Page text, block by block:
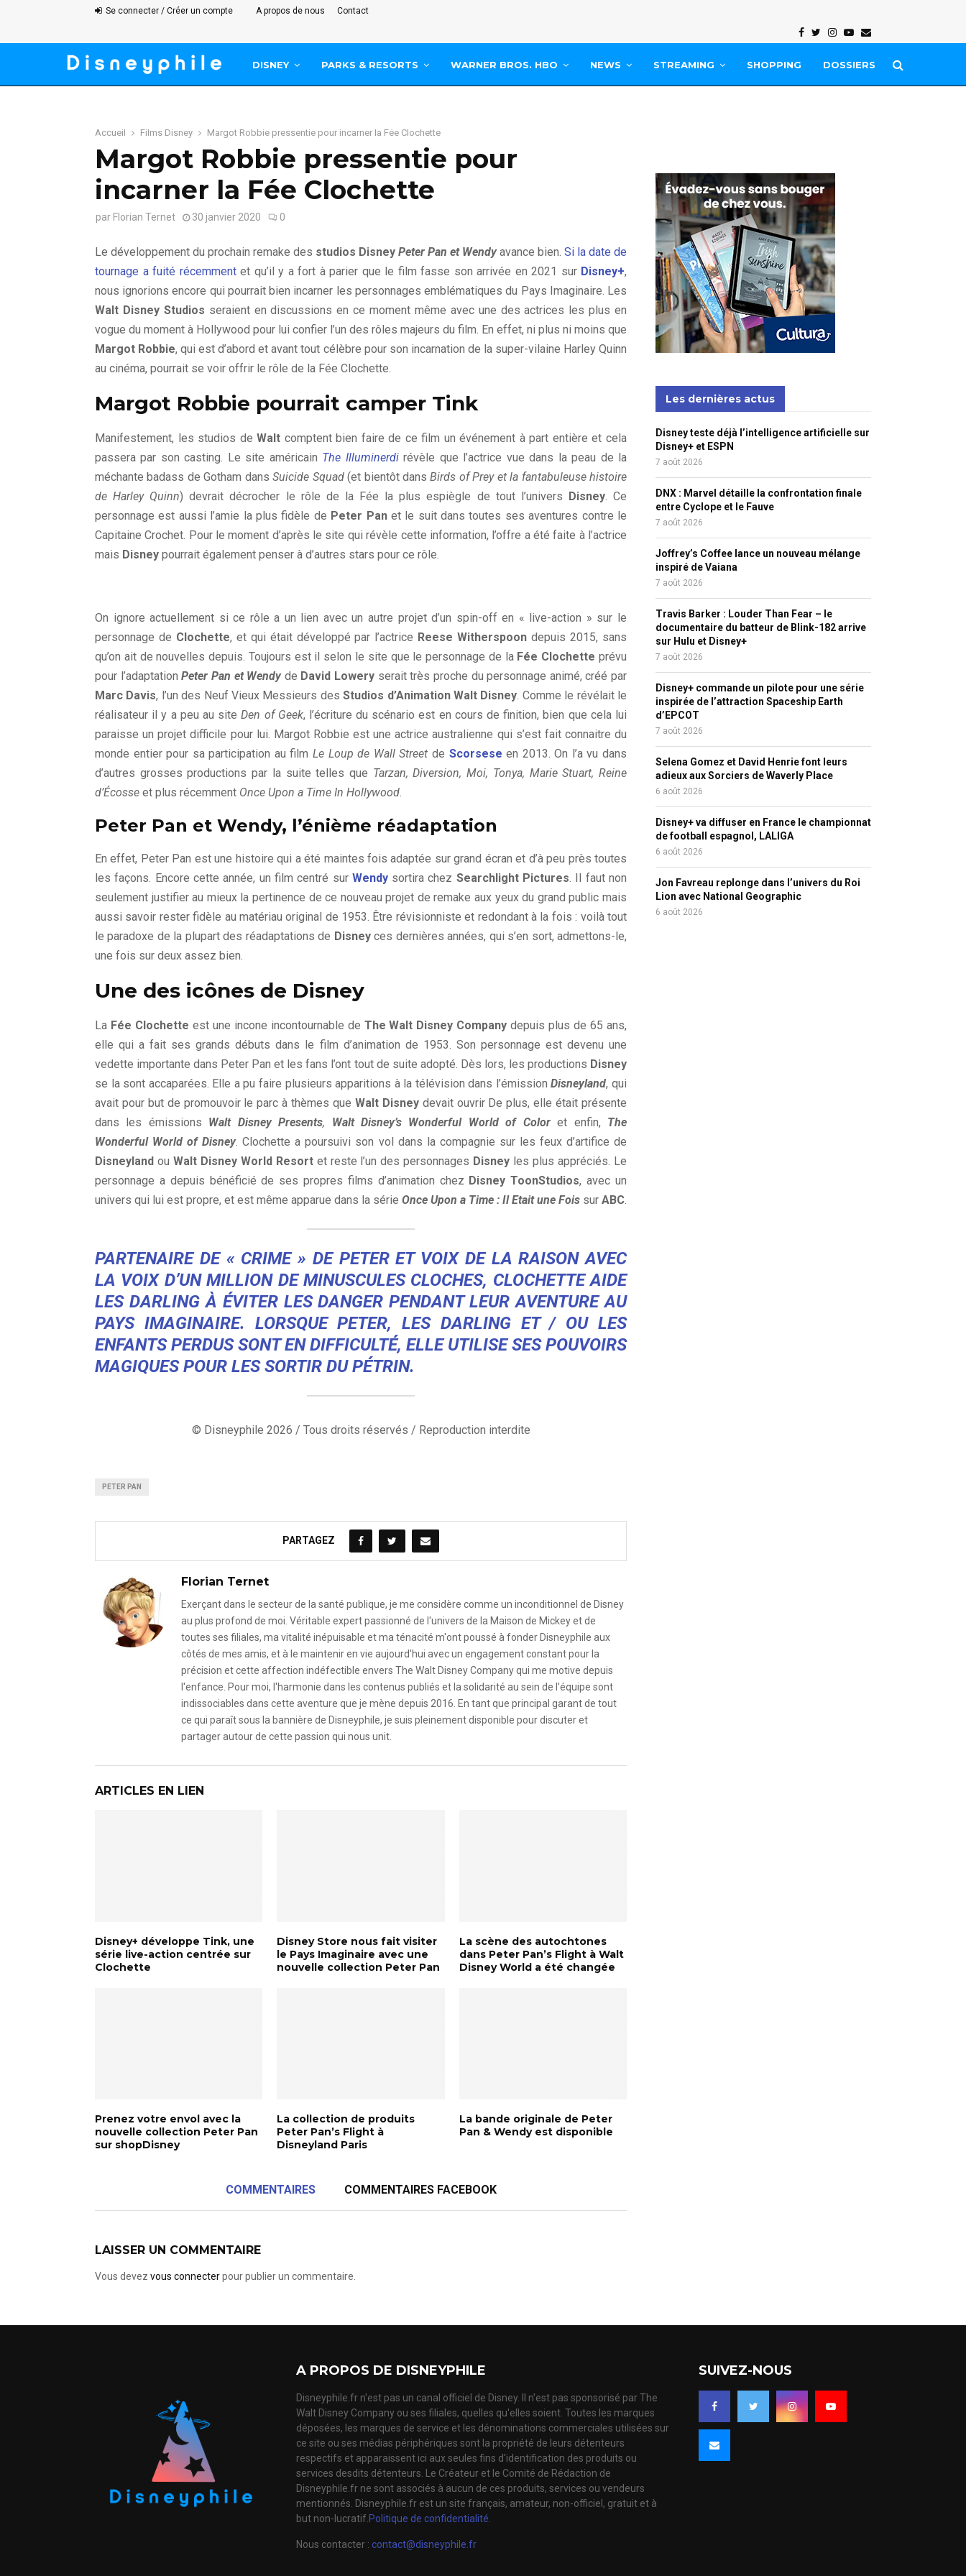
Se connecter / Créer un compte A propos de nous Contact
Facebook
Twitter
Instagram
Youtube
Email
DISNEY PARKS & RESORTS WARNER BROS. HBO NEWS STREAMING SHOPPING DOSSIERS
Accueil Films Disney Margot Robbie pressentie pour incarner la Fée Clochette
Margot Robbie pressentie pour
incarner la Fée Clochette
par Florian Ternet 30 janvier 2020 0
Le développement du prochain remake des studios Disney Peter Pan et Wendyavance bien. Si la date de
tournage a fuité récemmentet qu’il y a fort à parier que le film fasse son arrivée en 2021 sur Disney+,
nous ignorions encore qui pourrait bien incarner les personnages emblématiques du Pays Imaginaire. Les
Walt Disney Studios seraient en discussions en ce moment même avec une des actrices les plus en
vogue du moment à Hollywood pour lui confier l’un des rôles majeurs du film. En effet, ni plus ni moins que
Margot Robbie, qui est d’abord et avant tout célèbre pour son incarnation de la super-vilaine Harley Quinn
au cinéma, pourrait se voir offrir le rôle de la Fée Clochette.
Margot Robbie pourrait camper Tink
Manifestement, les studios deWalt comptent bien faire de ce film un événement à part entière et cela
passera par son casting. Le site américain The Illuminerdirévèle que l’actrice vue dans la peau de la
méchante badass de Gotham dans Suicide Squad(et bientôt dansBirds of Prey et la fantabuleuse histoire
de Harley Quinn) devrait décrocher le rôle de la Fée la plus espiègle de tout l’univers Disney. Ce
personnage est aussi l’amie la plus fidèle de Peter Panet le suit dans toutes ses aventures contre le
Capitaine Crochet. Pour le moment d’après le site qui révèle cette information, l’offre a été faite à l’actrice
mais Disney pourrait également penser à d’autres stars pour ce rôle.
On ignore actuellement si ce rôle a un lien avec un autre projet d’un spin-off en « live-action » sur le
personnage de Clochette, et qui était développé par l’actrice Reese Witherspoon depuis 2015, sans
qu’on ait de nouvelles depuis. Toujours est il selon le site que le personnage de la Fée Clochette prévu
pour l’adaptationPeter Pan et Wendyde David Lowery serait très proche du personnage animé, créé par
Marc Davis, l’un des Neuf Vieux Messieurs desStudios d’Animation Walt Disney. Comme le révélait le
réalisateur il y a peu au siteDen of Geek, l’écriture du scénario est en cours de finition, bien que cela lui
paraisse un projet difficile pour lui. Margot Robbie est une actrice australienne qui s’est fait connaitre du
monde entier pour sa participation au filmLe Loup de Wall Street de Scorsese en 2013. On l’a vu dans
d’autres grosses productions par la suite telles que Tarzan, Diversion, Moi, Tonya, Marie Stuart, Reine
d’Écosse et plus récemment Once Upon a Time In Hollywood.
Peter Pan et Wendy, l’énième réadaptation
En effet, Peter Pan est une histoire qui a été maintes fois adaptée sur grand écran et d’à peu près toutes
les façons. Encore cette année, un film centré surWendysortira chez Searchlight Pictures. Il faut non
seulement justifier au mieux la pertinence de ce nouveau projet de remake aux yeux du grand public mais
aussi savoir rester fidèle au matériau original de 1953. Être révisionniste et redondant à la fois : voilà tout
le paradoxe de la plupart des réadaptations de Disneyces dernières années, qui s’en sort, admettons-le,
une fois sur deux assez bien.
Une des icônes de Disney
La Fée Clochette est une incone incontournable de The Walt Disney Company depuis plus de 65 ans,
elle qui a fait ses grands débuts dans le film d’animation de 1953. Son personnage est devenu une
vedette importante dans Peter Pan et les fans l’ont tout de suite adopté. Dès lors, les productions Disney
se la sont accaparées. Elle a pu faire plusieurs apparitions à la télévision dans l’émissionDisneyland, qui
avait pour but de promouvoir le parc à thèmes que Walt Disneydevait ouvrir De plus, elle était présente
dans les émissions Walt Disney Presents, Walt Disney’s Wonderful World of Coloret enfin, The
Wonderful World of Disney. Clochette a poursuivi son vol dans la compagnie sur les feux d’artifice de
Disneyland ou Walt Disney World Resortet reste l’un des personnages Disney les plus appréciés. Le
personnage a depuis bénéficié de ses propres films d’animation chez Disney ToonStudios, avec un
univers qui lui est propre, et est même apparue dans la série Once Upon a Time : Il Etait une Fois sur ABC.
PARTENAIRE DE « CRIME » DE PETER ET VOIX DE LA RAISON AVEC
LA VOIX D’UN MILLION DE MINUSCULES CLOCHES, CLOCHETTE AIDE
LES DARLING À ÉVITER LES DANGER PENDANT LEUR AVENTURE AU
PAYS IMAGINAIRE. LORSQUE PETER, LES DARLING ET / OU LES
ENFANTS PERDUS SONT EN DIFFICULTÉ, ELLE UTILISE SES POUVOIRS
MAGIQUES POUR LES SORTIR DU PÉTRIN.
© Disneyphile 2026 / Tous droits réservés / Reproduction interdite
PETER PAN
PARTAGEZ
Florian Ternet
Exerçant dans le secteur de la santé publique, je me considère comme un inconditionnel de Disney
au plus profond de moi. Véritable expert passionné de l'univers de la Maison de Mickey et de
toutes ses filiales, ma vitalité inépuisable et ma ténacité m'ont poussé à fonder Disneyphile aux
côtés de mes amis, et à le maintenir en vie aujourd'hui avec un engagement constant pour la
précision et cette affection indéfectible envers The Walt Disney Company qui me motive depuis
l'enfance. Pour moi, l'harmonie dans les contenus publiés et la solidarité au sein de l'équipe sont
indissociables dans cette aventure que je mène depuis 2016. En tant que principal garant de tout
ce qui paraît sous la bannière de Disneyphile, je suis pleinement disponible pour discuter et
partager autour de cette passion qui nous unit.
ARTICLES EN LIEN
Disney+ développe Tink, une
série live-action centrée sur
Clochette
Disney Store nous fait visiter
le Pays Imaginaire avec une
nouvelle collection Peter Pan
La scène des autochtones
dans Peter Pan’s Flight à Walt
Disney World a été changée
Prenez votre envol avec la
nouvelle collection Peter Pan
sur shopDisney
La collection de produits
Peter Pan’s Flight à
Disneyland Paris
La bande originale de Peter
Pan & Wendy est disponible
COMMENTAIRES COMMENTAIRES FACEBOOK
LAISSER UN COMMENTAIRE
Vous devez vous connecterpour publier un commentaire.
Les dernières actus
Disney teste déjà l’intelligence artificielle sur
Disney+ et ESPN
7 août 2026
DNX : Marvel détaille la confrontation finale
entre Cyclope et le Fauve
7 août 2026
Joffrey’s Coffee lance un nouveau mélange
inspiré de Vaiana
7 août 2026
Travis Barker : Louder Than Fear – le
documentaire du batteur de Blink-182 arrive
sur Hulu et Disney+
7 août 2026
Disney+ commande un pilote pour une série
inspirée de l’attraction Spaceship Earth
d’EPCOT
7 août 2026
Selena Gomez et David Henrie font leurs
adieux aux Sorciers de Waverly Place
6 août 2026
Disney+ va diffuser en France le championnat
de football espagnol, LALIGA
6 août 2026
Jon Favreau replonge dans l’univers du Roi
Lion avec National Geographic
6 août 2026
A PROPOS DE DISNEYPHILE
Disneyphile.fr n'est pas un canal officiel de Disney. Il n'est pas sponsorisé par The
Walt Disney Company ou ses filiales, quelles qu'elles soient. Toutes les marques
déposées, les marques de service et les dénominations commerciales utilisées sur
ce site ou ses médias périphériques sont la propriété de leurs détenteurs
respectifs et apparaissent ici aux seules fins d'identification des produits ou
services desdits détenteurs. Le Créateur et le Comité de Rédaction de
Disneyphile.fr ne sont associés à aucun de ces produits, services ou vendeurs
mentionnés. Disneyphile.fr est un site français, amateur, non-officiel, gratuit et à
but non-lucratif. Politique de confidentialité.
Nous contacter : contact@disneyphile.fr
SUIVEZ-NOUS